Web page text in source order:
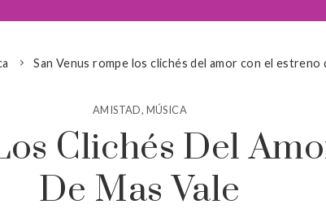
San Venus rompe los clichés del amor con el estreno
AMISTAD, MÚSICA
Clichés Del
De Mas Vale